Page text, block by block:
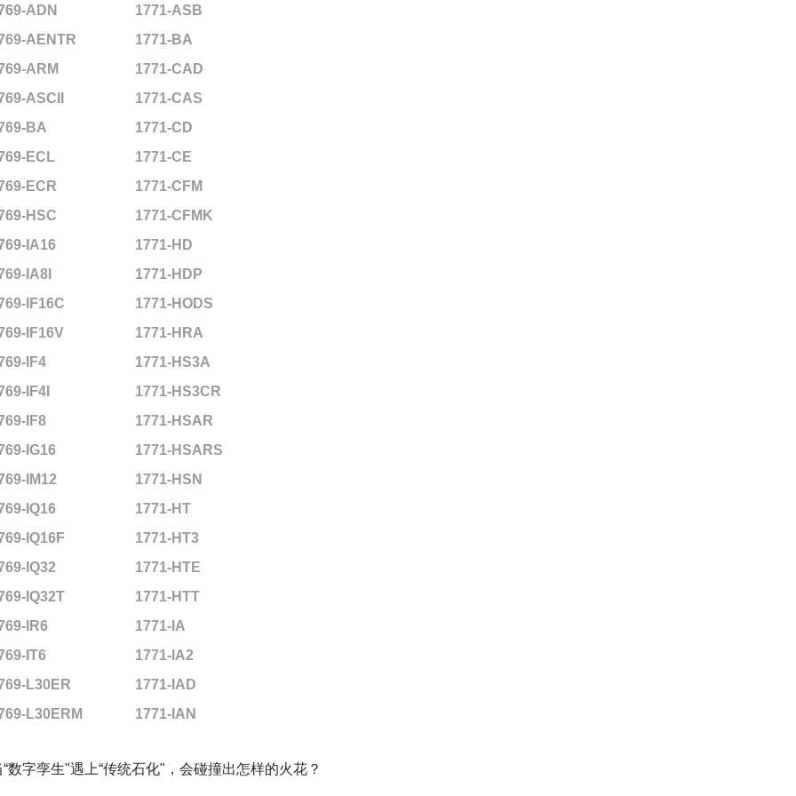
ADN
1771-ASB
AENTR
1771-BA
ARM
1771-CAD
ASCII
1771-CAS
BA
1771-CD
ECL
1771-CE
ECR
1771-CFM
HSC
1771-CFMK
IA16
1771-HD
IA8I
1771-HDP
IF16C
1771-HODS
IF16V
1771-HRA
IF4
1771-HS3A
IF4I
1771-HS3CR
IF8
1771-HSAR
IG16
1771-HSARS
IM12
1771-HSN
IQ16
1771-HT
IQ16F
1771-HT3
IQ32
1771-HTE
IQ32T
1771-HTT
IR6
1771-IA
IT6
1771-IA2
L30ER
1771-IAD
L30ERM
1771-IAN
“数字孪生"遇上“传统石化"，会碰撞出怎样的火花？